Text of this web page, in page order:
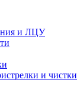
и ЛЦУ
и чистки